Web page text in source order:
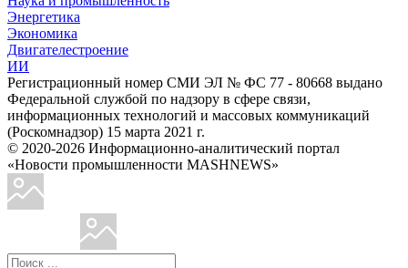
Энергетика
Экономика
Двигателестроение
ИИ
Регистрационный номер СМИ ЭЛ № ФС 77 - 80668 выдано
Федеральной службой по надзору в сфере связи,
информационных технологий и массовых коммуникаций
(Роскомнадзор) 15 марта 2021 г.
© 2020-2026 Информационно-аналитический портал
«Новости промышленности MASHNEWS»